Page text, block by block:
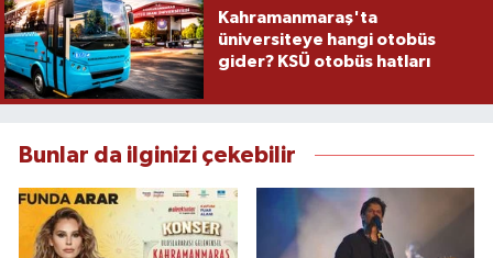
Kahramanmaraş'ta
üniversiteye hangi otobüs
gider? KSÜ otobüs hatları
Bunlar da ilginizi çekebilir